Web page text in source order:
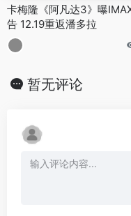
卡梅隆《阿凡达3》曝
告 12.19重返潘多拉
暂无评论